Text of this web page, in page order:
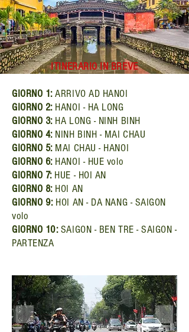
ITINERARIO IN BREVE
GIORNO 1:ARRIVO AD HANOI
GIORNO 2: HANOI - HA LONG
GIORNO 3: HA LONG - NINH BINH
GIORNO 4: NINH BINH - MAI CHAU
GIORNO 5: MAI CHAU - HANOI
GIORNO 6: HANOI - HUE volo
GIORNO 7: HUE - HOI AN
GIORNO 8: HOI AN
GIORNO 9:HOI AN - DA NANG - SAIGON
volo
GIORNO 10:SAIGON - BEN TRE - SAIGON -
PARTENZA